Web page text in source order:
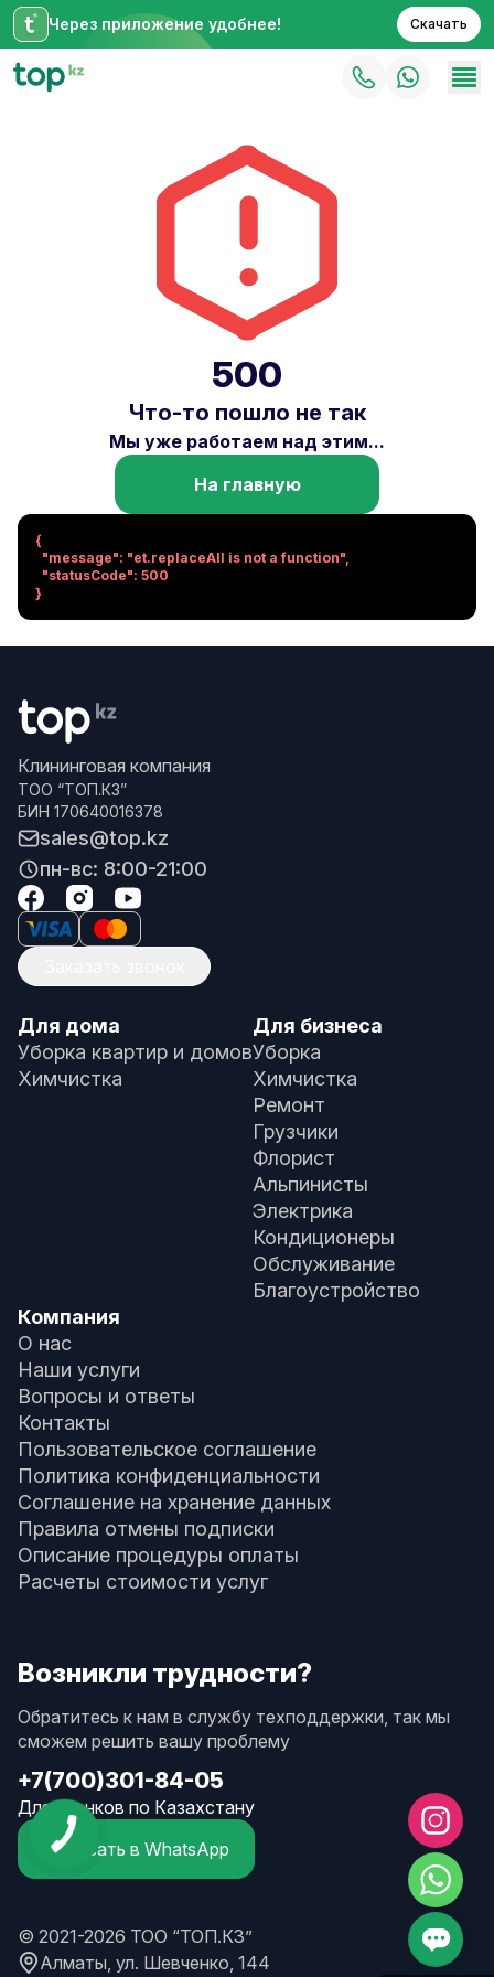
Через приложение удобнее! Скачать
500
Что-то пошло не так
Мы уже работаем над этим...
На главную
{
}
Клининговая компания
ТОО “ТОП.КЗ”
БИН 170640016378
sales@top.kz
пн-вс: 8:00-21:00
Для дома
Уборка квартир и домов
Химчистка
Для бизнеса
Уборка
Химчистка
Ремонт
Грузчики
Флорист
Альпинисты
Электрика
Кондиционеры
Обслуживание
Благоустройство
Компания
О нас
Наши услуги
Вопросы и ответы
Контакты
Пользовательское соглашение
Политика конфиденциальности
Соглашение на хранение данных
Правила отмены подписки
Описание процедуры оплаты
Расчеты стоимости услуг
Возникли трудности?
Обратитесь к нам в службу техподдержки, так мы
сможем решить вашу проблему
+7(700)301-84-05
Для звонков по Казахстану
Написать в WhatsApp
© 2021-2026 ТОО “ТОП.КЗ”
Алматы, ул. Шевченко, 144